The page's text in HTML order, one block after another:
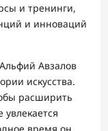
и тренинги,
и инноваций
Авзалов
искусства.
расширить